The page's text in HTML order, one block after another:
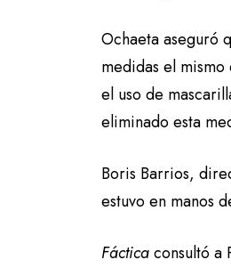
Ochaeta aseguró
medidas el
el uso de
eliminado esta
Boris Barrios,
estuvo en manos
Fácticaconsultó a